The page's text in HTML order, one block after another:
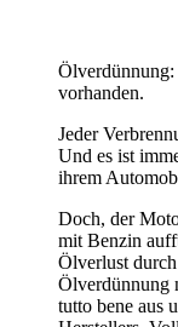
Ölverdünnung:
vorhanden.
Jeder
Und es ist
ihrem
Doch, der
mit Benzin
Ölverlust
Ölverdünnung
tutto bene aus